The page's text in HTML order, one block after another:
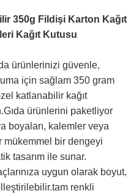
350g Fildişi Karton Kağıt
Kağıt Kutusu
ürünlerinizi güvenle,
için sağlam 350 gram
katlanabilir kağıt
ürünlerini paketliyor
boyaları, kalemler veya
mükemmel bir dengeyi
tasarım ile sunar.
uygun olarak boyut,
renkli